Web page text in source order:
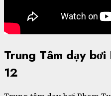
Trung Tâm dạy bơi
12